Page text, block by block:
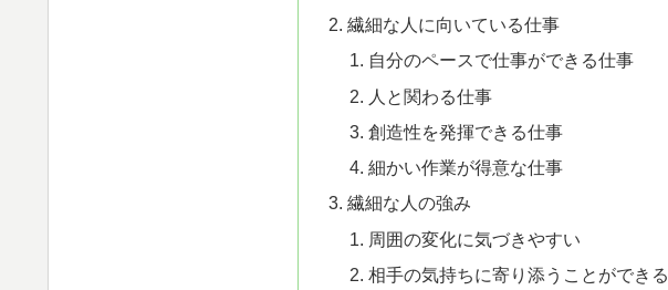
繊細な人に向いている仕事
自分のペースで仕事ができる仕事
人と関わる仕事
創造性を発揮できる仕事
細かい作業が得意な仕事
繊細な人の強み
周囲の変化に気づきやすい
相手の気持ちに寄り添うことができる